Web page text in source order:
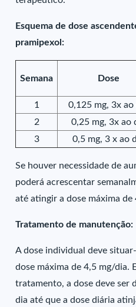
Esquema de dose
pramipexol:
Semana Dose
1 0,125 mg, 3x ao
2
0,25 mg, 3x ao
3
0,5 mg, 3 x ao
Se houver necessidade de
poderá acrescentar
até atingir a dose máxima de
Tratamento de manutenção:
A dose individual deve
dose máxima de 4,5 mg/dia.
tratamento, a dose deve ser
dia até que a dose diária